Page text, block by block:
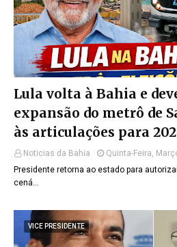
Lula volta à Bahia e
expansão do metrô de
às articulações para
Noticias da Bahia
Quinta-Feira,
Presidente retorna ao estado para
cená…
VICE PRESIDENTE